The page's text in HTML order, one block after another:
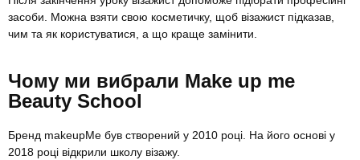
засоби. Можна взяти свою косметичку, щоб візажист підказав,
чим та як користуватися, а що краще замінити.
Чому ми вибрали Make up me
Beauty School
Бренд makeupMe був створений у 2010 році. На його основі у
2018 році відкрили школу візажу.